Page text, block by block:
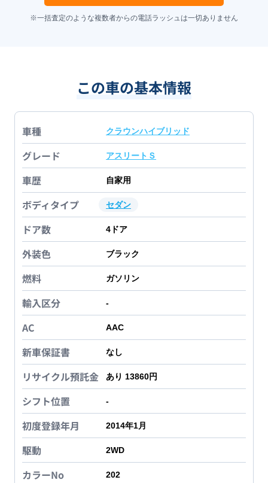
※一括査定のような複数者からの電話ラッシュは一切ありません
この車の基本情報
車種 クラウンハイブリッド
グレード アスリートＳ
車歴 自家用
ボディタイプ セダン
ドア数 4 ドア
外装色 ブラック
燃料 ガソリン
輸入区分 -
AC AAC
新車保証書 なし
リサイクル預託金 あり 13860円
シフト位置 -
初度登録年月 2014年1月
駆動 2WD
カラーNo 202